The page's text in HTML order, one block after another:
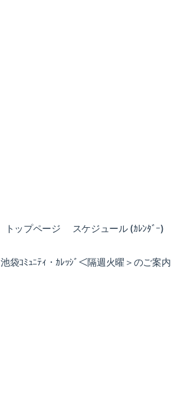
トップページ スケジュール (ｶﾚﾝﾀﾞｰ)
池袋ｺﾐｭﾆﾃｨ・ｶﾚｯｼﾞ＜隔週火曜＞のご案内